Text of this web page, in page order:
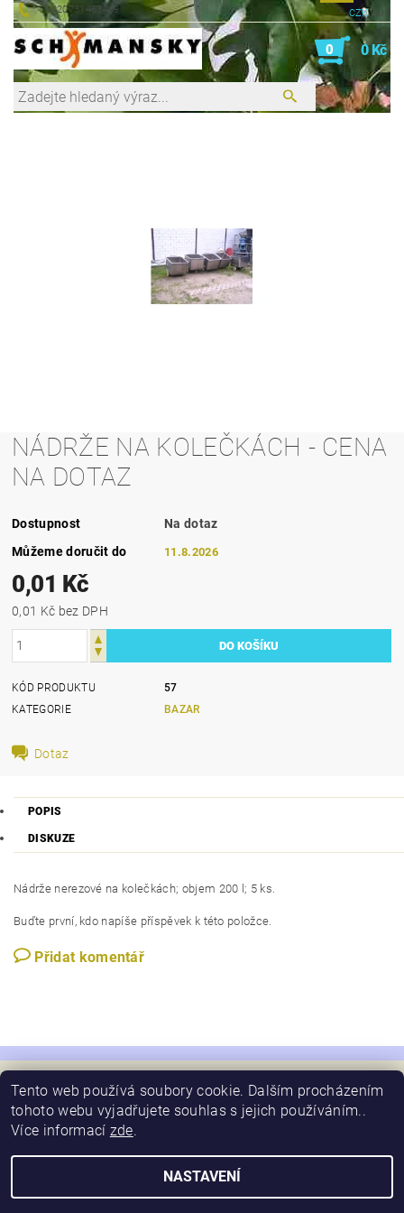
+420731463469 CZK EUR
0 0 Kč
NÁDRŽE NA KOLEČKÁCH - CENA
NA DOTAZ
Dostupnost
Na dotaz
Můžeme doručit do
11.8.2026
0,01 Kč
0,01 Kč bez DPH
KÓD PRODUKTU
57
KATEGORIE
BAZAR
Dotaz
POPIS
DISKUZE
Nádrže nerezové na kolečkách; objem 200 l; 5 ks.
Buďte první, kdo napíše příspěvek k této položce.
Přidat komentář
2026 © Schimansky, všechna práva vyhrazena
Tento web používá soubory cookie. Dalším procházením
tohoto webu vyjadřujete souhlas s jejich používáním..
Více informací zde.
NASTAVENÍ